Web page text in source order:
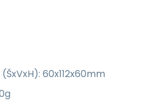
60x112x60mm